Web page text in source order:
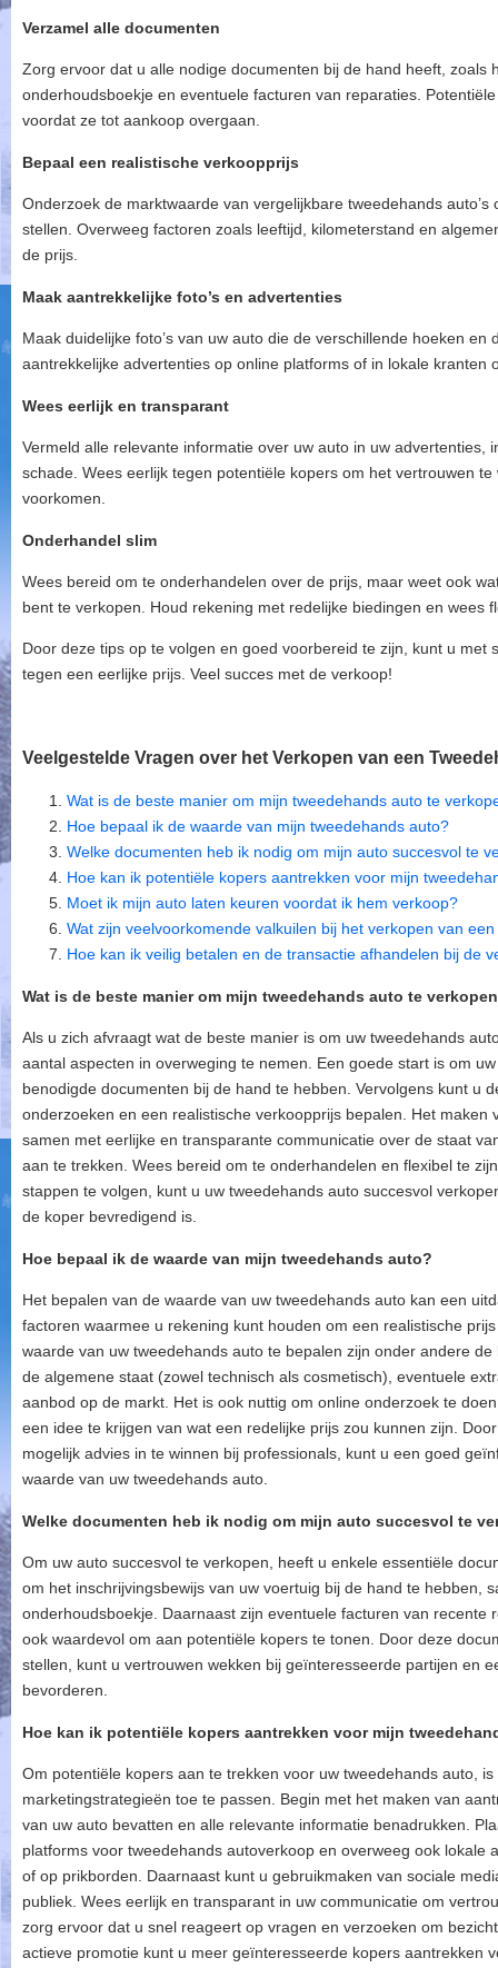
Verzamel alle documenten
Zorg ervoor dat u alle nodige documenten bij de hand heeft, zoals
onderhoudsboekje en eventuele facturen van reparaties.
voordat ze tot aankoop overgaan.
Bepaal een realistische verkoopprijs
Onderzoek de marktwaarde van vergelijkbare tweedehands
stellen. Overweeg factoren zoals leeftijd, kilometerstand en
de prijs.
Maak aantrekkelijke foto’s en advertenties
Maak duidelijke foto’s van uw auto die de verschillende hoeken en
aantrekkelijke advertenties op online platforms of in lokale kranten
Wees eerlijk en transparant
Vermeld alle relevante informatie over uw auto in uw advertenties,
schade. Wees eerlijk tegen potentiële kopers om het vertrouwen
voorkomen.
Onderhandel slim
Wees bereid om te onderhandelen over de prijs, maar weet ook
bent te verkopen. Houd rekening met redelijke biedingen en wees
Door deze tips op te volgen en goed voorbereid te zijn, kunt u met
tegen een eerlijke prijs. Veel succes met de verkoop!
Veelgestelde Vragen over het Verkopen van een
Wat is de beste manier om mijn tweedehands auto te
Hoe bepaal ik de waarde van mijn tweedehands auto?
Welke documenten heb ik nodig om mijn auto succesvol te
Hoe kan ik potentiële kopers aantrekken voor mijn
Moet ik mijn auto laten keuren voordat ik hem verkoop?
Wat zijn veelvoorkomende valkuilen bij het verkopen van
Hoe kan ik veilig betalen en de transactie afhandelen bij de
Wat is de beste manier om mijn tweedehands auto te
Als u zich afvraagt wat de beste manier is om uw tweedehands
aantal aspecten in overweging te nemen. Een goede start is om
benodigde documenten bij de hand te hebben. Vervolgens kunt u
onderzoeken en een realistische verkoopprijs bepalen. Het maken
samen met eerlijke en transparante communicatie over de staat
aan te trekken. Wees bereid om te onderhandelen en flexibel te
stappen te volgen, kunt u uw tweedehands auto succesvol
de koper bevredigend is.
Hoe bepaal ik de waarde van mijn tweedehands auto?
Het bepalen van de waarde van uw tweedehands auto kan een
factoren waarmee u rekening kunt houden om een realistische
waarde van uw tweedehands auto te bepalen zijn onder andere
de algemene staat (zowel technisch als cosmetisch), eventuele
aanbod op de markt. Het is ook nuttig om online onderzoek te
een idee te krijgen van wat een redelijke prijs zou kunnen zijn.
mogelijk advies in te winnen bij professionals, kunt u een goed
waarde van uw tweedehands auto.
Welke documenten heb ik nodig om mijn auto succesvol te
Om uw auto succesvol te verkopen, heeft u enkele essentiële
om het inschrijvingsbewijs van uw voertuig bij de hand te hebben,
onderhoudsboekje. Daarnaast zijn eventuele facturen van recente
ook waardevol om aan potentiële kopers te tonen. Door deze
stellen, kunt u vertrouwen wekken bij geïnteresseerde partijen en
bevorderen.
Hoe kan ik potentiële kopers aantrekken voor mijn
Om potentiële kopers aan te trekken voor uw tweedehands auto,
marketingstrategieën toe te passen. Begin met het maken van
van uw auto bevatten en alle relevante informatie benadrukken.
platforms voor tweedehands autoverkoop en overweeg ook lokale
of op prikborden. Daarnaast kunt u gebruikmaken van sociale
publiek. Wees eerlijk en transparant in uw communicatie om
zorg ervoor dat u snel reageert op vragen en verzoeken om
actieve promotie kunt u meer geïnteresseerde kopers aantrekken